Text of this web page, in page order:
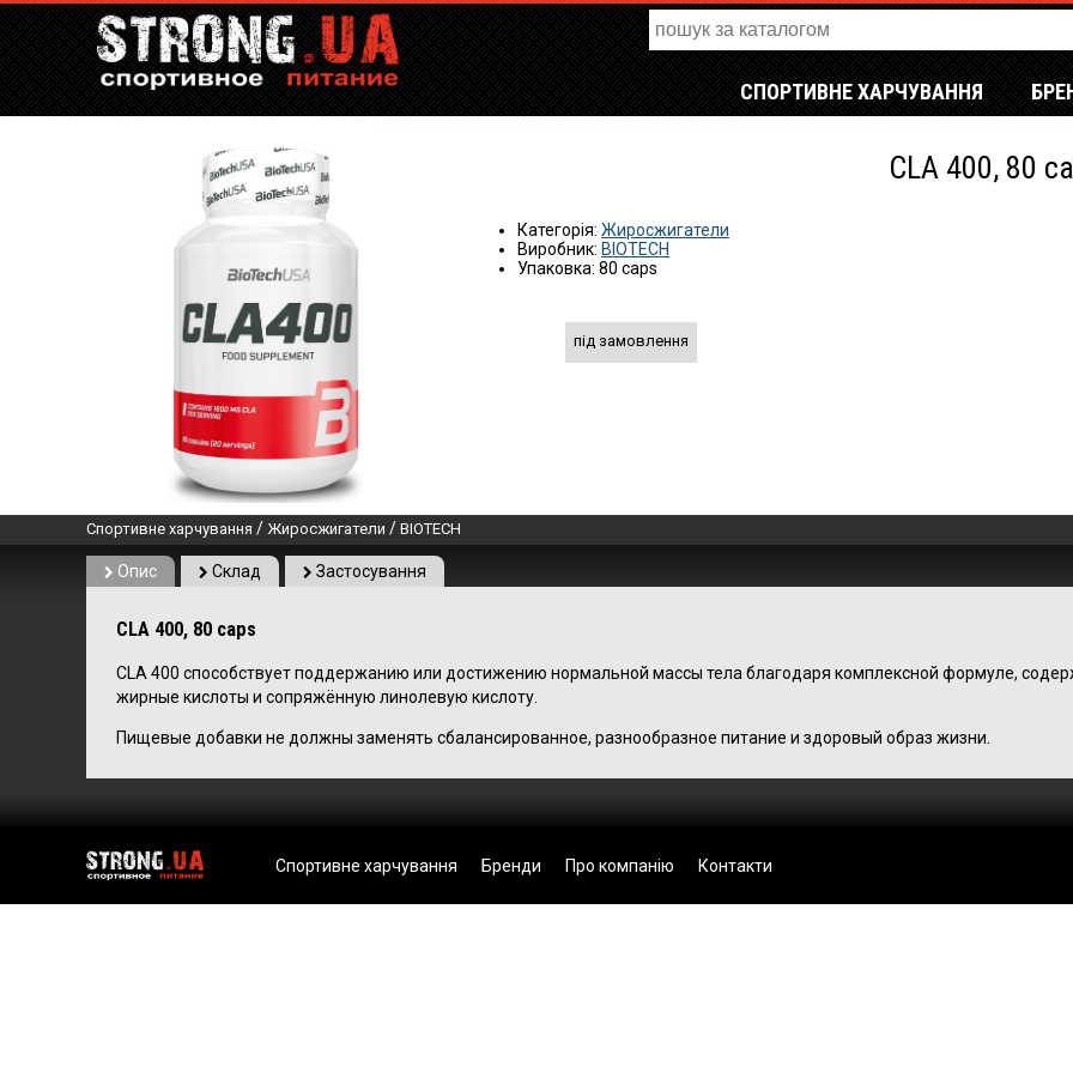
СПОРТИВНЕ ХАРЧУВАННЯ
CLA 400, 80
Категорія: Жиросжигатели
Виробник: BIOTECH
Упаковка: 80 caps
під замовлення
Спортивне харчування / Жиросжигатели / BIOTECH
Опис Склад Застосування
CLA 400, 80 caps
CLA 400 способствует поддержанию или достижению нормальной массы тела благодаря комплексной формуле,
жирные кислоты и сопряжённую линолевую кислоту.
Пищевые добавки не должны заменять сбалансированное, разнообразное питание и здоровый образ жизни.
Спортивне харчування Бренди Про компанію Контакти